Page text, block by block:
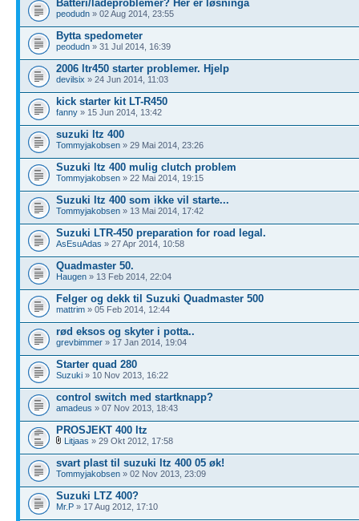
Batteri/ladeproblemer? Her er løsninga
peodudn » 02 Aug 2014, 23:55
Bytta spedometer
peodudn » 31 Jul 2014, 16:39
2006 ltr450 starter problemer. Hjelp
devilsix » 24 Jun 2014, 11:03
kick starter kit LT-R450
fanny » 15 Jun 2014, 13:42
suzuki ltz 400
Tommyjakobsen » 29 Mai 2014, 23:26
Suzuki ltz 400 mulig clutch problem
Tommyjakobsen » 22 Mai 2014, 19:15
Suzuki ltz 400 som ikke vil starte...
Tommyjakobsen » 13 Mai 2014, 17:42
Suzuki LTR-450 preparation for road legal.
AsEsuAdas » 27 Apr 2014, 10:58
Quadmaster 50.
Haugen » 13 Feb 2014, 22:04
Felger og dekk til Suzuki Quadmaster 500
mattrim » 05 Feb 2014, 12:44
rød eksos og skyter i potta..
grevbimmer » 17 Jan 2014, 19:04
Starter quad 280
Suzuki » 10 Nov 2013, 16:22
control switch med startknapp?
amadeus » 07 Nov 2013, 18:43
PROSJEKT 400 ltz
Litjaas » 29 Okt 2012, 17:58
svart plast til suzuki ltz 400 05 øk!
Tommyjakobsen » 02 Nov 2013, 23:09
Suzuki LTZ 400?
Mr.P » 17 Aug 2012, 17:10